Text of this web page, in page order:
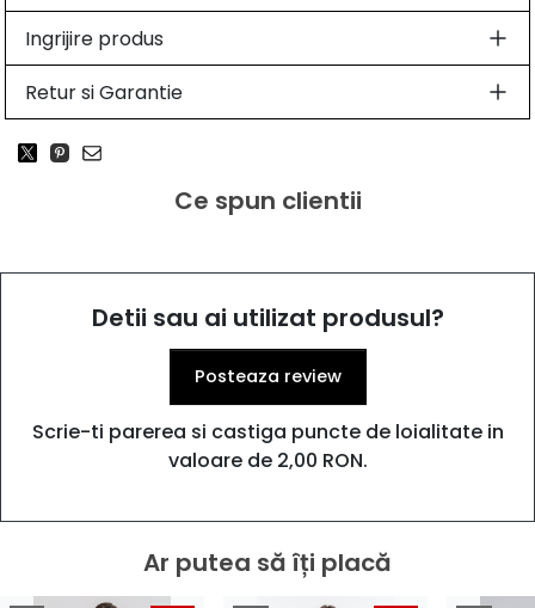
Ingrijire produs
Retur si Garantie
Ce spun clientii
Detii sau ai utilizat produsul?
Posteaza review
Scrie-ti parerea si castiga puncte de loialitate in
valoare de 2,00 RON.
Ar putea să îți placă